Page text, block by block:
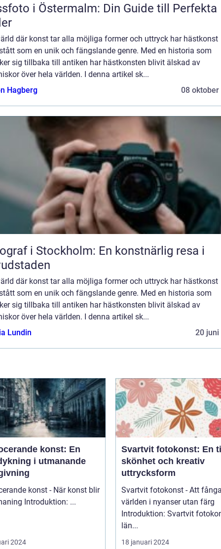
i Östermalm: Din Guide till Perfekta
där konst tar alla möjliga former och uttryck har hästkonst
som en unik och fängslande genre. Med en historia som
sig tillbaka till antiken har hästkonsten blivit älskad av
över hela världen. I denna artikel sk...
Hagberg
08 oktober
i Stockholm: En konstnärlig resa i
där konst tar alla möjliga former och uttryck har hästkonst
som en unik och fängslande genre. Med en historia som
sig tillbaka till antiken har hästkonsten blivit älskad av
över hela världen. I denna artikel sk...
Lundin
20 juni
konst: En
i utmanande
konst - När konst blir
till utmaning Introduktion: ...
2024
Svartvit fotokonst: En
skönhet och kreativ
uttrycksform
Svartvit fotokonst - Att
världen i nyanser utan färg
Introduktion: Svartvit
län...
18 januari 2024